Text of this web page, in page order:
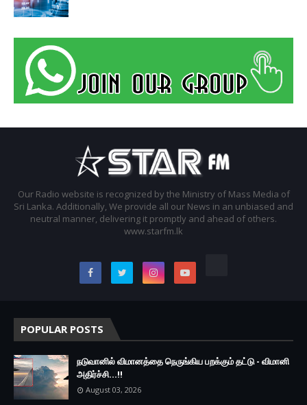
Our Radio website is recognized by the Ministry of Mass Media of
Sri Lanka. Additionally, We provide all our News in an unbiased and
neutral manner, delivering it promptly and ahead of others.
www.starfm.lk
POPULAR POSTS
நடுவானில் விமானத்தை நெருங்கிய பறக்கும் தட்டு - விமானி
அதிர்ச்சி...!!
August 03, 2026